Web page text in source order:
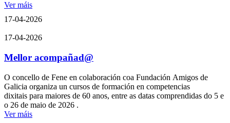
Ver máis
17-04-2026
17-04-2026
Mellor acompañad@
O concello de Fene en colaboración coa Fundación Amigos de
Galicia organiza un cursos de formación en competencias
dixitais para maiores de 60 anos, entre as datas comprendidas do 5 e
o 26 de maio de 2026 .
Ver máis